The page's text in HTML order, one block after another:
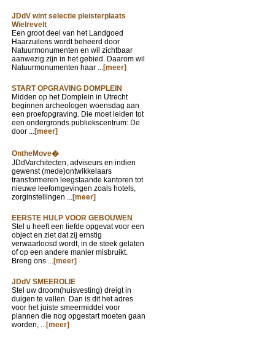
JDdV wint selectie pleisterplaats
Wielrevelt
Een groot deel van het Landgoed
Haarzuilens wordt beheerd door
Natuurmonumenten en wil zichtbaar
aanwezig zijn in het gebied. Daarom wil
Natuurmonumenten haar ...[meer]
START OPGRAVING DOMPLEIN
Midden op het Domplein in Utrecht
beginnen archeologen woensdag aan
een proefopgraving. Die moet leiden tot
een ondergronds publiekscentrum: De
door ...[meer]
OntheMove�
JDdVarchitecten, adviseurs en indien
gewenst (mede)ontwikkelaars
transformeren leegstaande kantoren tot
nieuwe leefomgevingen zoals hotels,
zorginstellingen ...[meer]
EERSTE HULP VOOR GEBOUWEN
Stel u heeft een liefde opgevat voor een
object en ziet dat zij ernstig
verwaarloosd wordt, in de steek gelaten
of op een andere manier misbruikt.
Breng ons ...[meer]
JDdV SMEEROLIE
Stel uw droom(huisvesting) dreigt in
duigen te vallen. Dan is dit het adres
voor het juiste smeermiddel voor
plannen die nog opgestart moeten gaan
worden, ...[meer]